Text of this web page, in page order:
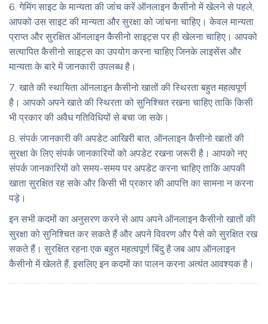
6. गेमिंग साइट के मान्यता की जांच करें ऑनलाइन कैसीनो में खेलने से पहले,
आपको उस साइट की मान्यता और सुरक्षा को जांचना चाहिए। केवल मान्यता
प्राप्त और सुरक्षित ऑनलाइन कैसीनो साइट्स पर ही खेलना चाहिए। आपको
सत्यापित कैसीनो साइट्स का उपयोग करना चाहिए जिनके लाइसेंस और
मान्यता के बारे में जानकारी उपलब्ध है।
7. खाते की स्थायिता ऑनलाइन कैसीनो खातों की स्थिरता बहुत महत्वपूर्ण
है। आपको अपने खाते की स्थिरता को सुनिश्चित रखना चाहिए ताकि किसी
भी प्रकार की अवैध गतिविधियों से बचा जा सके।
8. संपर्क जानकारी की अपडेट आखिरी बात, ऑनलाइन कैसीनो खातों की
सुरक्षा के लिए संपर्क जानकारियों को अपडेट रखना जरूरी है। आपको नए
संपर्क जानकारियों को समय-समय पर अपडेट करना चाहिए ताकि आपकी
खाता सुरक्षित रह सके और किसी भी प्रकार की आपत्ति का सामना न करना
पड़े।
इन सभी कदमों का अनुसरण करने से आप अपने ऑनलाइन कैसीनो खातों की
सुरक्षा को सुनिश्चित कर सकते हैं और अपने विवरण और पैसे को सुरक्षित रख
सकते हैं। सुरक्षित रहना एक बहुत महत्वपूर्ण बिंदु है जब आप ऑनलाइन
कैसीनो में खेलते हैं, इसलिए इन कदमों का पालन करना अत्यंत आवश्यक है।